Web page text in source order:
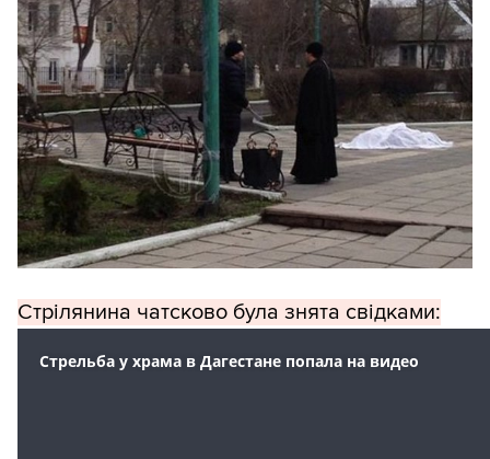
Стрілянина чатсково була знята свідками: